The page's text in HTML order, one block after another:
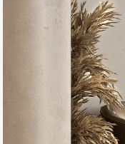
изображенията